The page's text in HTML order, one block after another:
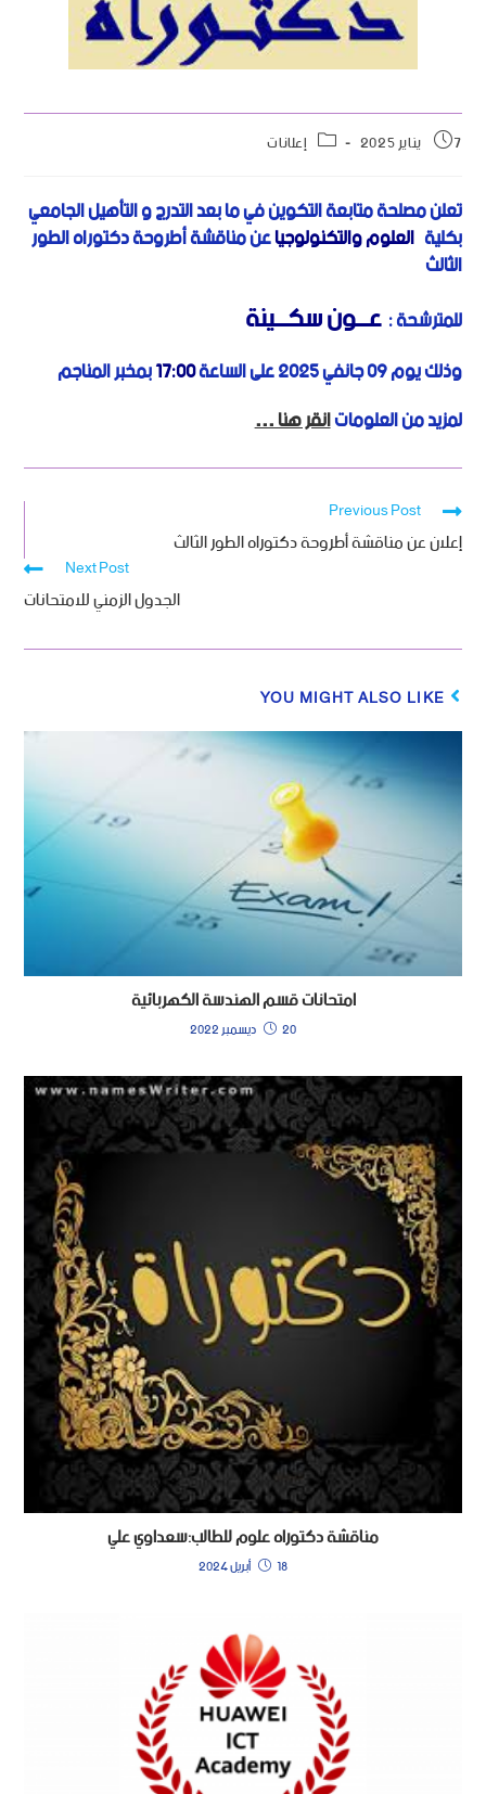
7 يناير 2025 إعلانات
تعلن مصلحة متابعة التكوين في ما بعد التدرج و التأهيل الجامعي
بكليةالعلوم والتكنولوجياعن مناقشة أطروحة دكتوراه الطور
الثالث
للمترشحة :عـــون سكـــينة
وذلك يوم 09 جانفي 2025 على الساعة 17:00بمخبر المناجم
لمزيد من العلوماتانقر هنا …
Previous Post
إعلان عن مناقشة أطروحة دكتوراه الطور الثالث
Next Post
الجدول الزمني للامتحانات
YOU MIGHT ALSO LIKE
امتحانات قسم الهندسة الكهربائية
20 ديسمبر 2022
مناقشة دكتوراه علوم للطالب:سعداوي علي
18 أبريل 2024